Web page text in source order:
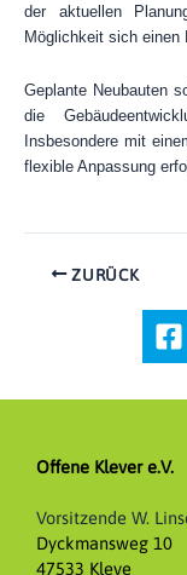
der aktuellen
Möglichkeit sich einen
Geplante Neubauten
die
Insbesondere mit
flexible Anpassung
ZURÜCK
Offene Klever e.V.
Vorsitzende W.
Dyckmansweg 10
47533 Kleve